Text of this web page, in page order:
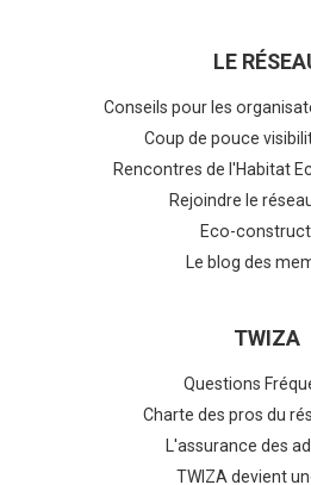
LE
Conseils pour les
Coup de pouce
Rencontres de l'Habitat
Rejoindre le
Eco-
Le blog des
TWIZA
Questions
Charte des pros du
L'assurance des
TWIZA devient